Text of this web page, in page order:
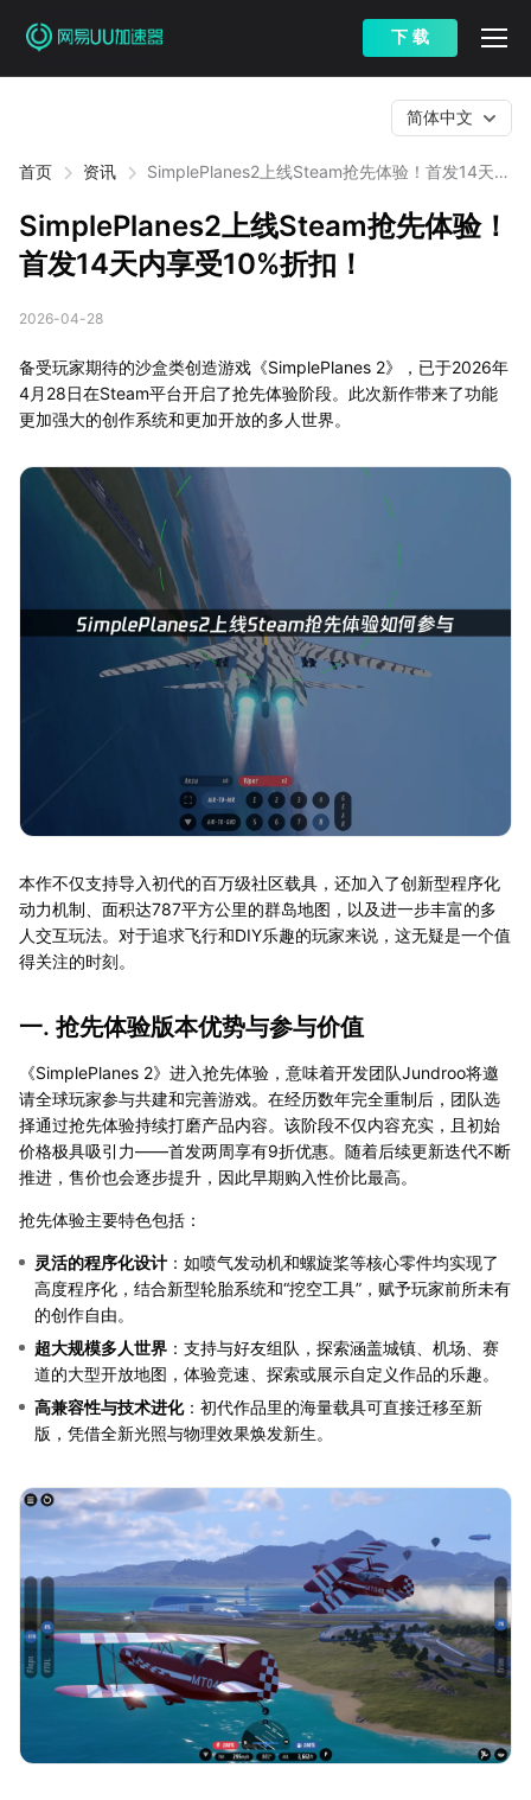
下 载
首页 资讯
SimplePlanes2上线Steam抢先体验！首发14天内
简体中文
SimplePlanes2上线Steam抢先体验！
首发14天内享受10%折扣！
2026-04-28
备受玩家期待的沙盒类创造游戏《SimplePlanes 2》，已于2026年
4月28日在Steam平台开启了抢先体验阶段。此次新作带来了功能
更加强大的创作系统和更加开放的多人世界。
本作不仅支持导入初代的百万级社区载具，还加入了创新型程序化
动力机制、面积达787平方公里的群岛地图，以及进一步丰富的多
人交互玩法。对于追求飞行和DIY乐趣的玩家来说，这无疑是一个值
得关注的时刻。
一. 抢先体验版本优势与参与价值
《SimplePlanes 2》进入抢先体验，意味着开发团队Jundroo将邀
请全球玩家参与共建和完善游戏。在经历数年完全重制后，团队选
择通过抢先体验持续打磨产品内容。该阶段不仅内容充实，且初始
价格极具吸引力——首发两周享有9折优惠。随着后续更新迭代不断
推进，售价也会逐步提升，因此早期购入性价比最高。
抢先体验主要特色包括：
灵活的程序化设计 ：如喷气发动机和螺旋桨等核心零件均实现了
高度程序化，结合新型轮胎系统和“挖空工具”，赋予玩家前所未有
的创作自由。
超大规模多人世界 ：支持与好友组队，探索涵盖城镇、机场、赛
道的大型开放地图，体验竞速、探索或展示自定义作品的乐趣。
高兼容性与技术进化：初代作品里的海量载具可直接迁移至新
版，凭借全新光照与物理效果焕发新生。